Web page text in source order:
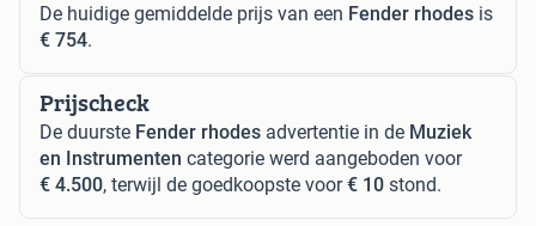
De huidige gemiddelde prijs van een Fender rhodes is
€ 754.
Prijscheck
De duurste Fender rhodes advertentie in de Muziek
en Instrumenten categorie werd aangeboden voor
€ 4.500, terwijl de goedkoopste voor€ 10 stond.